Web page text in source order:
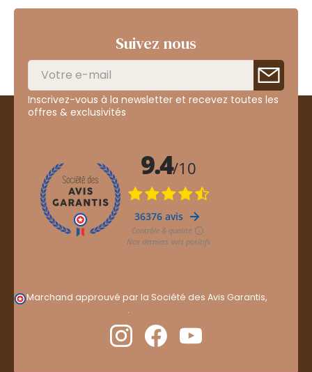
Suivez nous
Inscrivez-vous à la newsletter et recevez toutes les
offres & exclusivités
Marchand approuvé par la Société des Avis Garantis,
.